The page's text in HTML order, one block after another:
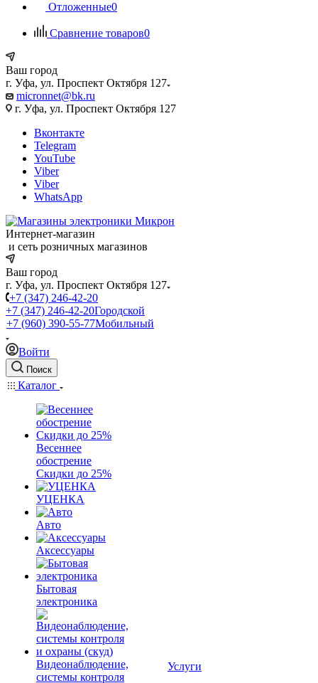
Отложенные0
Сравнение товаров0
Ваш город
г. Уфа, ул. Проспект Октября 127
micronnet@bk.ru
г. Уфа, ул. Проспект Октября 127
Вконтакте
Telegram
YouTube
Viber
Viber
WhatsApp
Интернет-магазин
и сеть розничных магазинов
Ваш город
г. Уфа, ул. Проспект Октября 127
+7 (347) 246-42-20
+7 (347) 246-42-20Городской
+7 (960) 390-55-77Мобильный
Войти
Поиск
Каталог
Весеннее
обострение
Скидки до 25%
УЦЕНКА
Авто
Аксессуары
Бытовая
электроника
Видеонаблюдение,
системы контроля
Услуги